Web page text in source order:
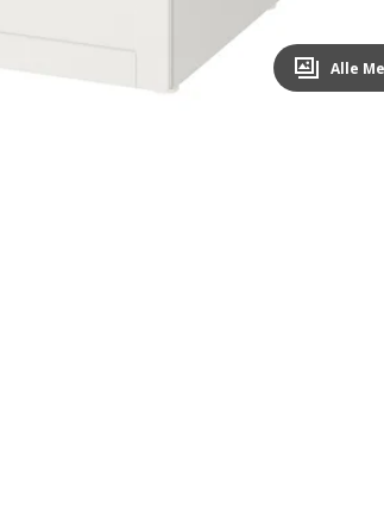
Alle